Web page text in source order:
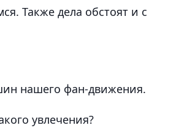
Также дела обстоят и с
нашего фан-движения.
увлечения?